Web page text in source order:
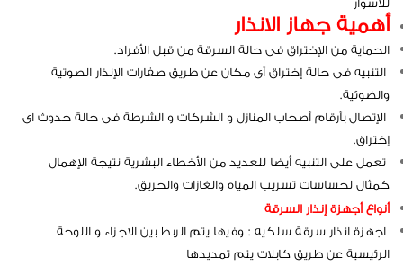
أهمية جهاز الانذار
الحماية من الإختراق فى حالة السرقة من قبل الأفراد.
التنبيه فى حالة إختراق أى مكان عن طريق صفارات الإنذار الصوتية
والضوئية.
الإتصال بأرقام أصحاب المنازل و الشركات و الشرطة فى حالة حدوث اى
إختراق.
تعمل على التنبيه أيضا للعديد من الأخطاء البشرية نتيجة الإهمال
كمثال لحساسات تسريب المياه والغازات والحريق.
أنواع أجهزة إنذار السرقة
اجهزة انذار سرقة سلكيه : وفيها يتم الربط بين الاجزاء و اللوحة
الرئيسية عن طريق كابلات يتم تمديدها